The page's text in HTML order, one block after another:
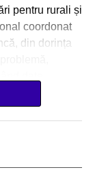
pentru rurali și
coordonat
din dorința